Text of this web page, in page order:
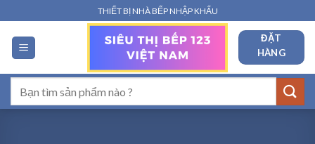
qua
nội
dung
THIẾT BỊ NHÀ BẾP NHẬP KHẨU
ĐẶT
HÀNG
kiếm: